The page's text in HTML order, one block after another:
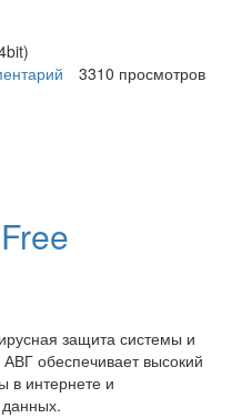
Security3310 просмотров
защита системы и
обеспечивает высокий
в интернете и